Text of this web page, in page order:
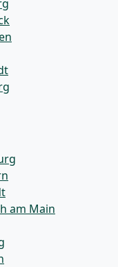
am Main